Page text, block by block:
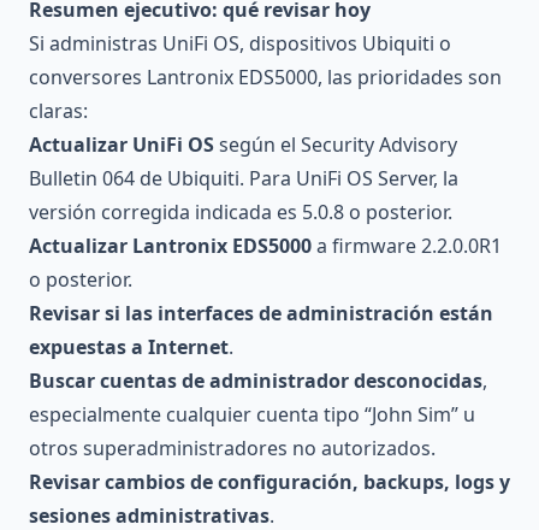
Resumen ejecutivo: qué revisar hoy
Si administras UniFi OS, dispositivos Ubiquiti o
conversores Lantronix EDS5000, las prioridades son
claras:
Actualizar UniFi OSsegún el Security Advisory
Bulletin 064 de Ubiquiti. Para UniFi OS Server, la
versión corregida indicada es 5.0.8 o posterior.
Actualizar Lantronix EDS5000a firmware 2.2.0.0R1
o posterior.
Revisar si las interfaces de administración están
expuestas a Internet.
Buscar cuentas de administrador desconocidas,
especialmente cualquier cuenta tipo “John Sim” u
otros superadministradores no autorizados.
Revisar cambios de configuración, backups, logs y
sesiones administrativas.